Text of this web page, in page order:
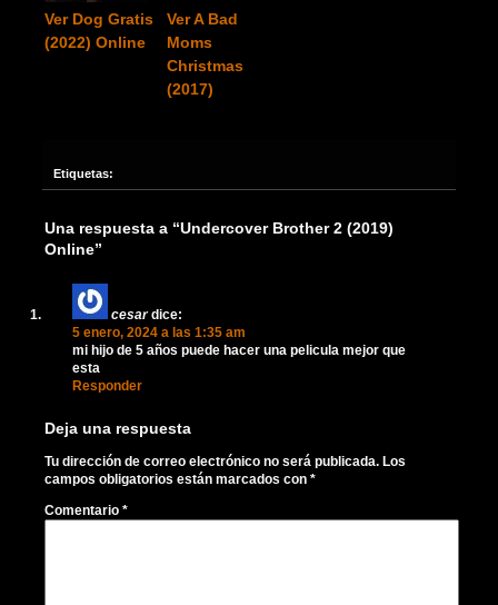
Ver Dog Gratis
(2022) Online
Ver A Bad
Moms
Christmas
(2017)
Etiquetas:
Una respuesta a “Undercover Brother 2 (2019)
Online”
cesar dice:
5 enero, 2024 a las 1:35 am
mi hijo de 5 años puede hacer una pelicula mejor que
esta
Responder
Deja una respuesta
Tu dirección de correo electrónico no será publicada. Los
campos obligatorios están marcados con *
Comentario *